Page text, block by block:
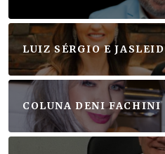
LUIZ SÉRGIO E
COLUNA DENI FACHINI